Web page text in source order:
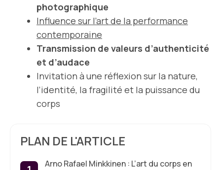
photographique
Influence sur l’art de la performance
contemporaine
Transmission de valeurs d’authenticité
et d’audace
Invitation à une réflexion sur la nature,
l’identité, la fragilité et la puissance du
corps
PLAN DE L'ARTICLE
Arno Rafael Minkkinen : L’art du corps en